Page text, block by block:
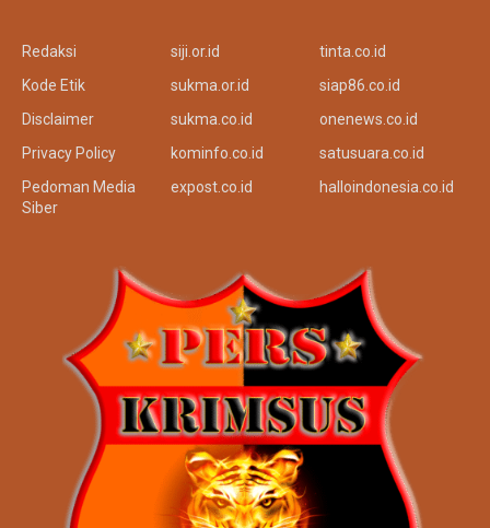
Redaksi
Kode Etik
Disclaimer
Privacy Policy
Pedoman Media
Siber
siji.or.id
sukma.or.id
sukma.co.id
kominfo.co.id
expost.co.id
tinta.co.id
siap86.co.id
onenews.co.id
satusuara.co.id
halloindonesia.co.id